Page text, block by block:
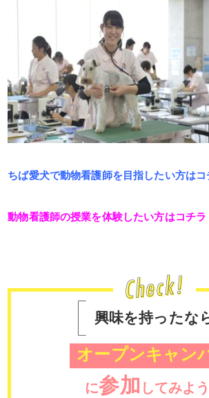
ちば愛犬で動物看護師を目指したい方はコ
動物看護師の授業を体験したい方はコチラ
興味を持ったな
オープンキャン
に参加 してみよ